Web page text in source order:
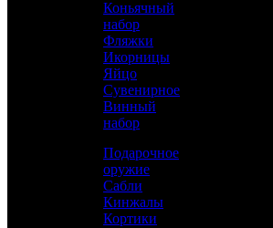
Аристократ
Коньячный
набор
Фляжки
Икорницы
Яйцо
Сувенирное
Винный
набор
Подарочное
оружие
Сабли
Кинжалы
Кортики